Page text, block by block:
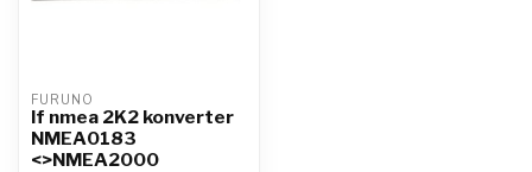
FURUNO
If nmea 2K2 konverter
NMEA0183
<>NMEA2000